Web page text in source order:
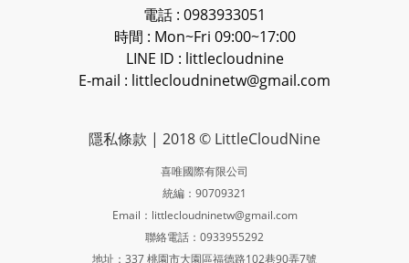
電話 : 0983933051
時間 : Mon~Fri 09:00~17:00
LINE ID : littlecloudnine
E-mail : littlecloudninetw@gmail.com
隱私條款 | 2018 © LittleCloudNine
喜唯國際有限公司
統編：90709321
Email：littlecloudninetw@gmail.com
聯絡電話：0933955292
地址：337 桃園市大園區福德路102巷90弄7號